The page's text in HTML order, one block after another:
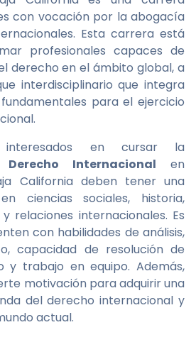
con vocación por la abogacía
Esta carrera está
profesionales capaces de
derecho en el ámbito global, a
interdisciplinario que integra
para el ejercicio
interesados en cursar la
Internacional en
California deben tener una
ciencias sociales, historia,
relaciones internacionales. Es
con habilidades de análisis,
capacidad de resolución de
y trabajo en equipo. Además,
motivación para adquirir una
del derecho internacional y
actual.